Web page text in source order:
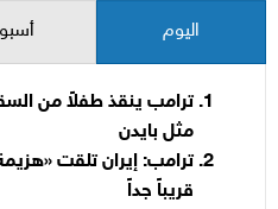
اليوم
ترامب ينقذ طفلاً من
مثل بايدن
ترامب: إيران تلقت
قريباً جداً